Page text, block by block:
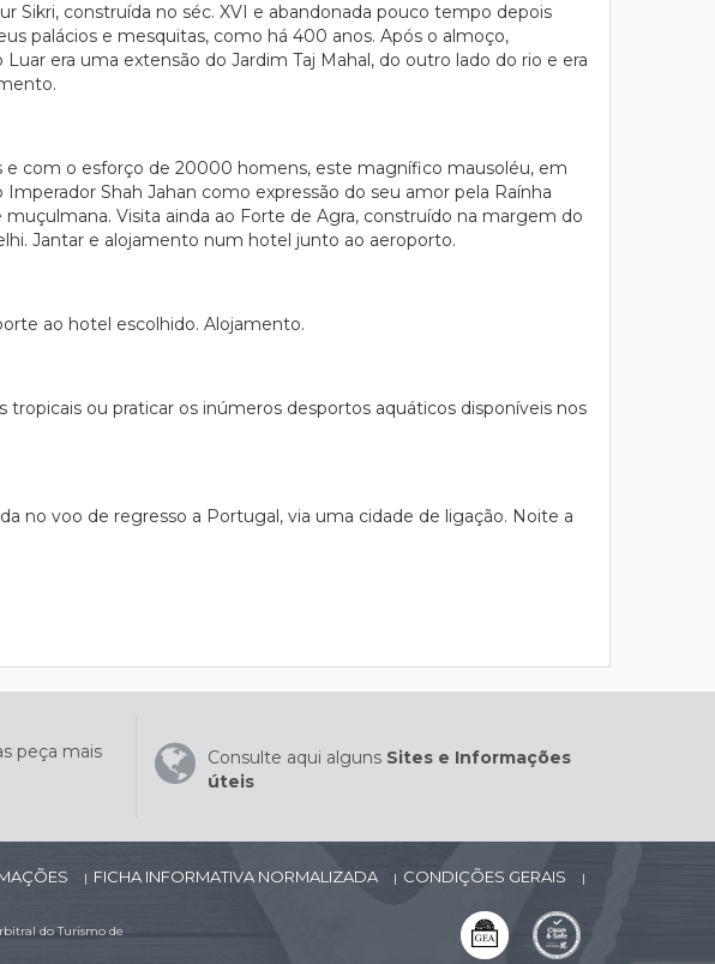
Sikri, construída no séc. XVI e abandonada pouco tempo depois
palácios e mesquitas, como há 400 anos. Após o almoço,
era uma extensão do Jardim Taj Mahal, do outro lado do rio e era
e com o esforço de 20000 homens, este magnífico mausoléu, em
Shah Jahan como expressão do seu amor pela Raínha
Visita ainda ao Forte de Agra, construído na margem do
Jantar e alojamento num hotel junto ao aeroporto.
ao hotel escolhido. Alojamento.
tropicais ou praticar os inúmeros desportos aquáticos disponíveis nos
no voo de regresso a Portugal, via uma cidade de ligação. Noite a
peça mais
Consulte aqui alguns Sites e Informações
úteis
| FICHA INFORMATIVA NORMALIZADA | CONDIÇÕES GERAIS |
do Turismo de